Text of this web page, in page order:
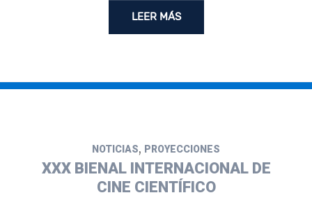
LEER MÁS
NOTICIAS, PROYECCIONES
XXX BIENAL INTERNACIONAL DE
CINE CIENTÍFICO